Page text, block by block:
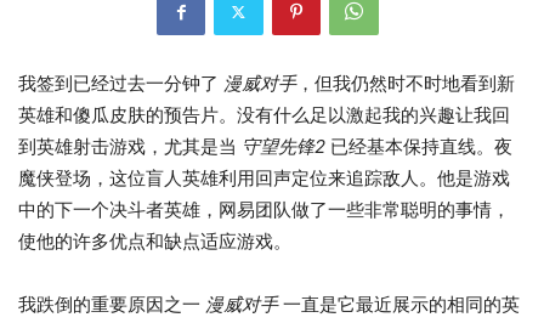
我签到已经过去一分钟了 漫威对手，但我仍然时不时地看到新
英雄和傻瓜皮肤的预告片。没有什么足以激起我的兴趣让我回
到英雄射击游戏，尤其是当 守望先锋2 已经基本保持直线。夜
魔侠登场，这位盲人英雄利用回声定位来追踪敌人。他是游戏
中的下一个决斗者英雄，网易团队做了一些非常聪明的事情，
使他的许多优点和缺点适应游戏。
我跌倒的重要原因之一 漫威对手一直是它最近展示的相同的英